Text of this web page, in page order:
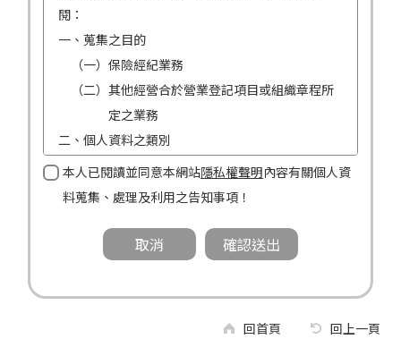
閱：
一、蒐集之目的
（一）保險經紀業務
（二）其他經營合於營業登記項目或組織章程所
定之業務
二、個人資料之類別
（一）姓名
（二）性別
三、個人資料利用之期間、地區、對象及方式
（一）期間：蒐集之目的存續期間及依法令規定
本人已閱讀並同意本網站隱私權聲明內容有關個人資
料蒐集、處理及利用之告知事項！
回首頁 回上一頁